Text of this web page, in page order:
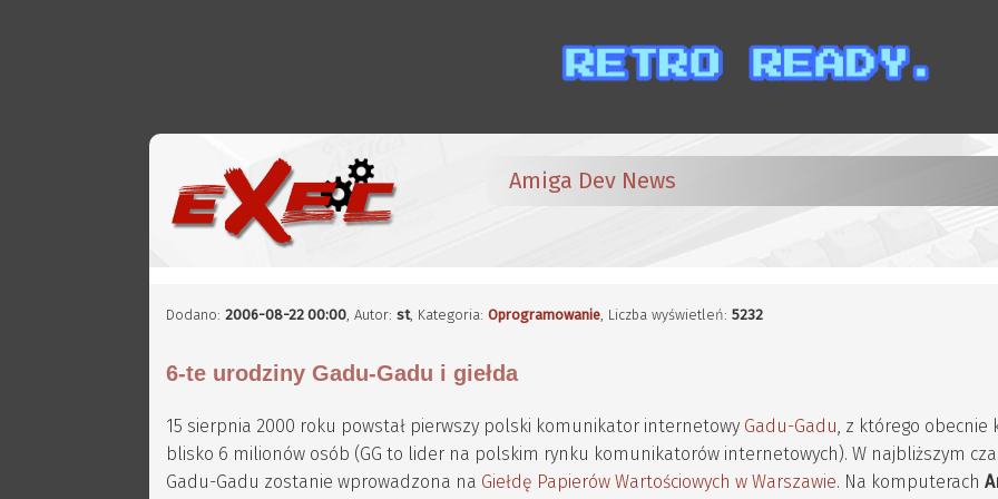
Amiga Dev News
Dodano:2006-08-22 00:00,Autor:st, Kategoria:Oprogramowanie, Liczba wyświetleń:5232
6-te urodziny Gadu-Gadu i giełda
15 sierpnia 2000 roku powstał pierwszy polski komunikator internetowy Gadu-Gadu, z którego obecnie
blisko 6 milionów osób (GG to lider na polskim rynku komunikatorów internetowych). W najbliższym
Gadu-Gadu zostanie wprowadzona na Giełdę Papierów Wartościowych w Warszawie. Na komputerach